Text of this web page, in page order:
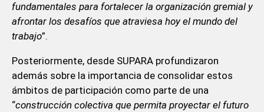
fundamentales para fortalecer la organización gremial y
afrontar los desafíos que atraviesa hoy el mundo del
trabajo”.
Posteriormente, desde SUPARA profundizaron
además sobre la importancia de consolidar estos
ámbitos de participación como parte de una
“construcción colectiva que permita proyectar el futuro